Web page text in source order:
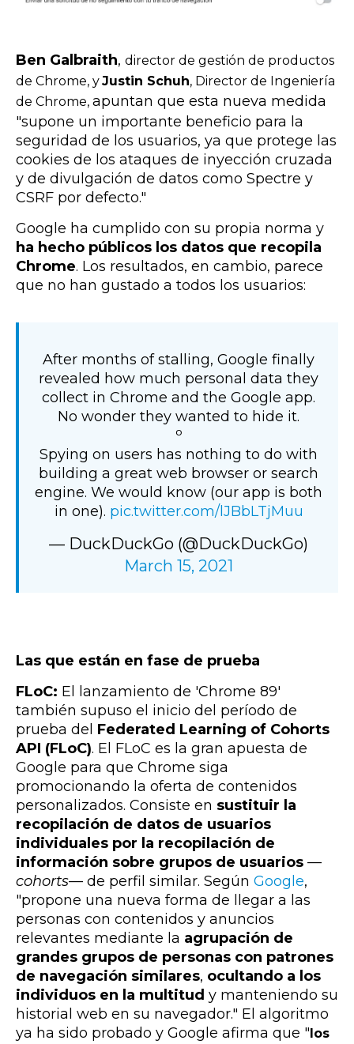
Ben Galbraith, director de gestión de productos
de Chrome, yJustin Schuh, Director de Ingeniería
de Chrome, apuntan que esta nueva medida
"supone un importante beneficio para la
seguridad de los usuarios, ya que protege las
cookies de los ataques de inyección cruzada
y de divulgación de datos como Spectre y
CSRF por defecto."
Google ha cumplido con su propia norma y
ha hecho públicos los datos que recopila
Chrome. Los resultados, en cambio, parece
que no han gustado a todos los usuarios:
After months of stalling, Google finally
revealed how much personal data they
collect in Chrome and the Google app.
No wonder they wanted to hide it.
⁰
Spying on users has nothing to do with
building a great web browser or search
engine. We would know (our app is both
in one). pic.twitter.com/lJBbLTjMuu
— DuckDuckGo (@DuckDuckGo)
March 15, 2021
Las que están en fase de prueba
FLoC: El lanzamiento de 'Chrome 89'
también supuso el inicio del período de
prueba del Federated Learning of Cohorts
API (FLoC). El FLoC es la gran apuesta de
Google para que Chrome siga
promocionando la oferta de contenidos
personalizados. Consiste en sustituir la
recopilación de datos de usuarios
individuales por la recopilación de
información sobre grupos de usuarios —
cohorts— de perfil similar. Según Google,
"propone una nueva forma de llegar a las
personas con contenidos y anuncios
relevantes mediante la agrupación de
grandes grupos de personas con patrones
de navegación similares, ocultando a los
individuos en la multitud y manteniendo su
historial web en su navegador." El algoritmo
ya ha sido probado y Google afirma que "los